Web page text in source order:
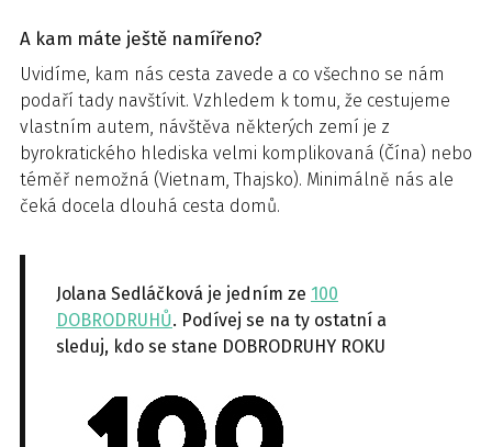
A kam máte ještě namířeno?
Uvidíme, kam nás cesta zavede a co všechno se nám
podaří tady navštívit. Vzhledem k tomu, že cestujeme
vlastním autem, návštěva některých zemí je z
byrokratického hlediska velmi komplikovaná (Čína) nebo
téměř nemožná (Vietnam, Thajsko). Minimálně nás ale
čeká docela dlouhá cesta domů.
Jolana Sedláčková je jedním ze 100
DOBRODRUHŮ. Podívej se na ty ostatní a
sleduj, kdo se stane DOBRODRUHY ROKU